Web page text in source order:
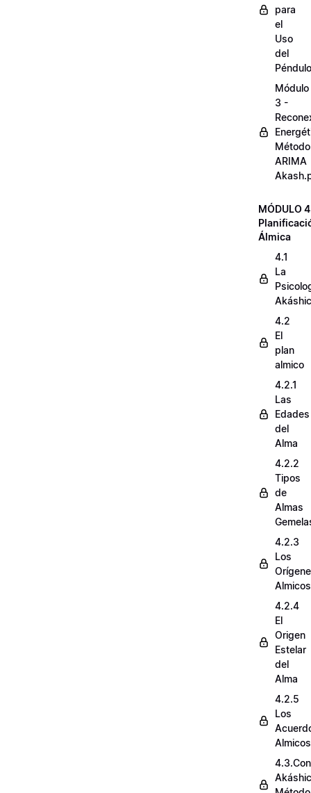
para
el
Uso
del
Péndulo
Módulo
3 -
Método
ARIMA
MÓDULO
Álmica
4.1
La
4.2
El
plan
almico
4.2.1
Las
Edades
del
Alma
4.2.2
Tipos
de
Almas
4.2.3
Los
Almicos
4.2.4
El
Origen
Estelar
del
Alma
4.2.5
Los
Almicos